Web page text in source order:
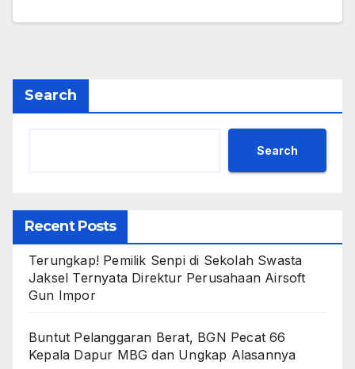
Search
Search
Recent Posts
Terungkap! Pemilik Senpi di Sekolah Swasta
Jaksel Ternyata Direktur Perusahaan Airsoft
Gun Impor
Buntut Pelanggaran Berat, BGN Pecat 66
Kepala Dapur MBG dan Ungkap Alasannya